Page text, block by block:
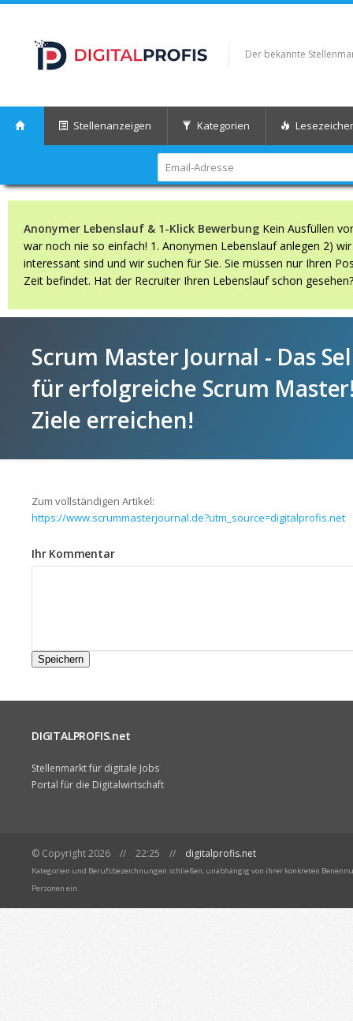
Der bekannte
Stellenanzeigen Kategorien
Anonymer Lebenslauf & 1-Klick Bewerbung Kein Ausfüllen
war noch nie so einfach! 1. Anonymen Lebenslauf anlegen 2)
interessant sind und wir suchen für Sie. Sie müssen nur Ihren
Zeit befindet. Hat der Recruiter Ihren Lebenslauf schon
Scrum Master Journal - Das
für erfolgreiche Scrum
Ziele erreichen!
Zum vollständigen Artikel:
https://www.scrummasterjournal.de?utm_source=digitalprofis.net
Ihr Kommentar
Speichern
DIGITALPROFIS.net
Stellenmarkt für digitale Jobs
Portal für die Digitalwirtschaft
© Copyright 2026 // 22:25 // digitalprofis.net
Kategorien und Berufsbezeichnungen schließen, unabhängig von ihrer konkreten
Personen ein.